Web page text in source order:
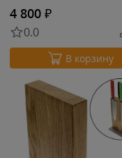
4 800 ₽
0.0
В корзину